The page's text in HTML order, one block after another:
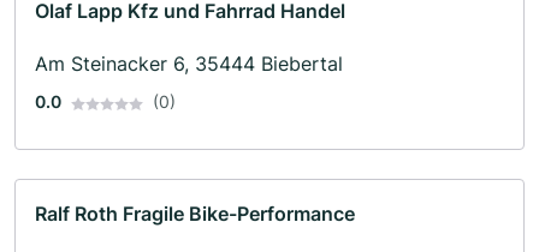
Olaf Lapp Kfz und Fahrrad Handel
Am Steinacker 6, 35444 Biebertal
0.0 (0)
Ralf Roth Fragile Bike-Performance